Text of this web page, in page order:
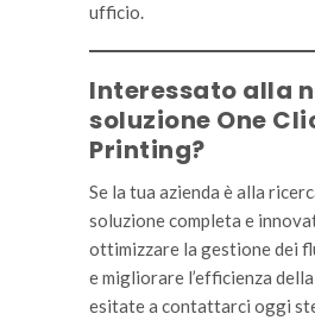
ufficio.
Interessato alla
soluzione One
Printing?
Se la tua azienda è alla
soluzione completa e
ottimizzare la gestione dei
e migliorare l’efficienza
esitate a contattarci oggi